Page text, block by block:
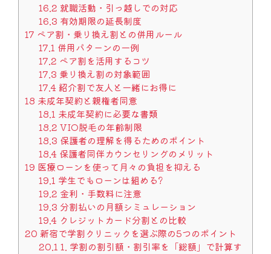
16.2 就職活動・引っ越しでの対応
16.3 有効期限の延長制度
17 ペア割・乗り換え割との併用ルール
17.1 併用パターンの一例
17.2 ペア割を活用するコツ
17.3 乗り換え割の対象範囲
17.4紹介割で友人と一緒にお得に
18 未成年契約と親権者同意
18.1 未成年契約に必要な書類
18.2 VIO脱毛の年齢制限
18.3 保護者の理解を得るためのポイント
18.4保護者同伴カウンセリングのメリット
19 医療ローンを使って月々の負担を抑える
19.1 学生でもローンは組める?
19.2 金利・手数料に注意
19.3 分割払いの月額シミュレーション
19.4クレジットカード分割との比較
20 新宿で学割クリニックを選ぶ際の5つのポイント
20.1 1. 学割の割引額・割引率を「総額」で計算す